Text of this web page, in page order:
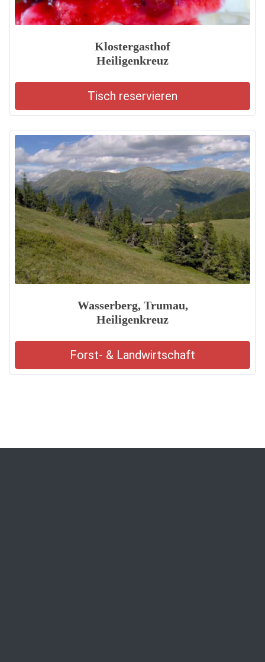
Klostergasthof
Heiligenkreuz
Tisch reservieren
Wasserberg, Trumau,
Heiligenkreuz
Forst- & Landwirtschaft